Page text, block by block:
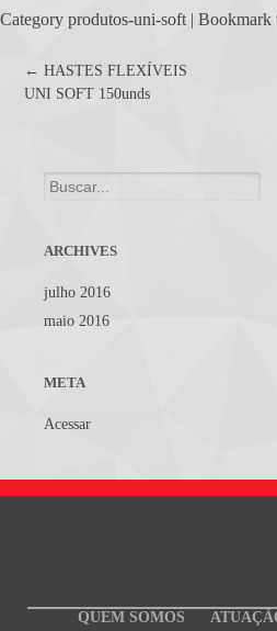
Category produtos-uni-soft | Bookmark
Post
← HASTES FLEXÍVEIS
UNI SOFT 150unds
Search
ARCHIVES
julho 2016
maio 2016
META
Acessar
QUEM SOMOS